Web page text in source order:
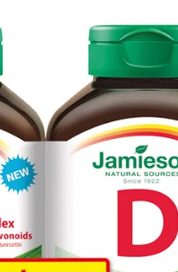
udeľujete svoj súhlas so
Pre bližšie informácie
Informácie o spracovaní